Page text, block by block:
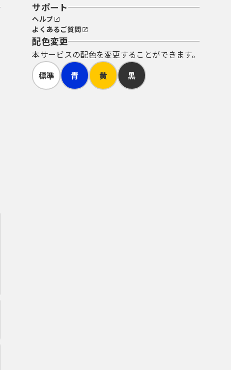
サポート
ヘルプ
よくあるご質問
配色変更
本サービスの配色を変更することができます。
標準
青 黄 黒